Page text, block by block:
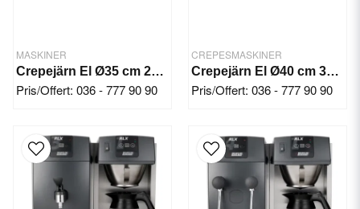
MASKINER
Crepejärn El Ø35 cm 2500 W
Pris/Offert: 036 - 777 90 90
CREPESMASKINER
Crepejärn El Ø40 cm 3000 W
Pris/Offert: 036 - 777 90 90